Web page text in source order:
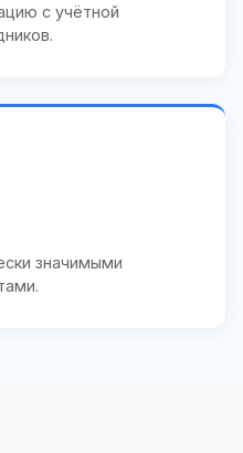
с учётной
значимыми